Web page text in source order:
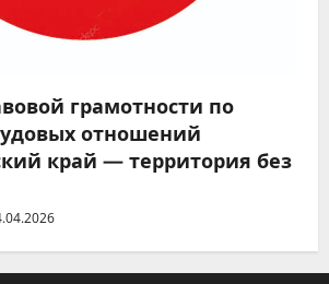
грамотности по
отношений
край — территория без